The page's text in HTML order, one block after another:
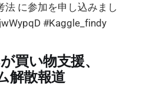
法 に参加を申し込みまし
#Kaggle_findy
買い物支援、
解散報道